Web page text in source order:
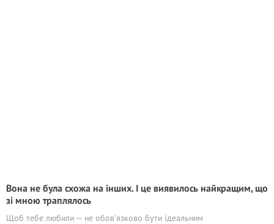
Вона не була схожа на інших. І це виявилось найкращим, що
зі мною траплялось
Щоб тебе любили — не обовʼязково бути ідеальним